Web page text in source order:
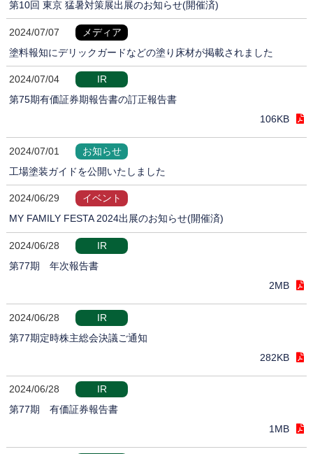
第10回 東京 猛暑対策展出展のお知らせ(開催済)
2024/07/07
メディア
塗料報知にデリックガードなどの塗り床材が掲載されました
2024/07/04
IR
第75期有価証券期報告書の訂正報告書
106KB
2024/07/01
お知らせ
工場塗装ガイドを公開いたしました
2024/06/29
イベント
MY FAMILY FESTA 2024出展のお知らせ(開催済)
2024/06/28
IR
第77期 年次報告書
2MB
2024/06/28
IR
第77期定時株主総会決議ご通知
282KB
2024/06/28
IR
第77期 有価証券報告書
1MB